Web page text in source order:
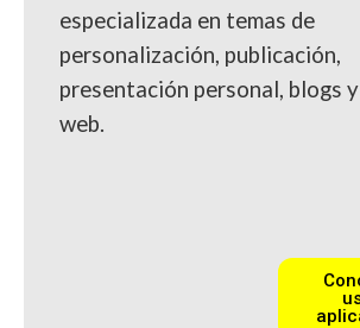
especializada en temas de
personalización, publicación,
presentación personal, blogs
web.